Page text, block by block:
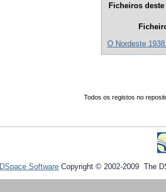
Ficheiros
O Nordeste
Todos os registos no
DSpace Software Copyright © 2002-2009 The